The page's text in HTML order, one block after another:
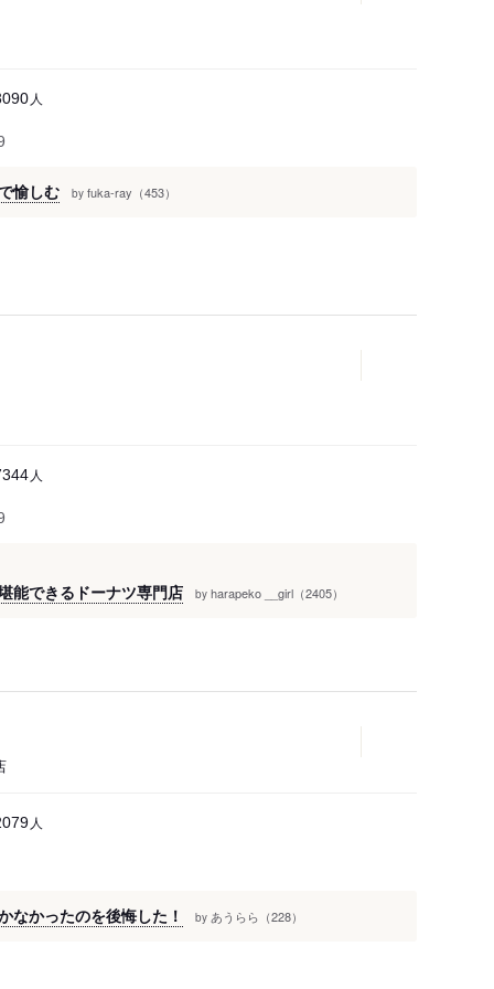
人
愉しむ by fuka-ray（453）
人
能できるドーナツ専門店 by harapeko __girl（2405）
人
なかったのを後悔した！ by あうらら（228）